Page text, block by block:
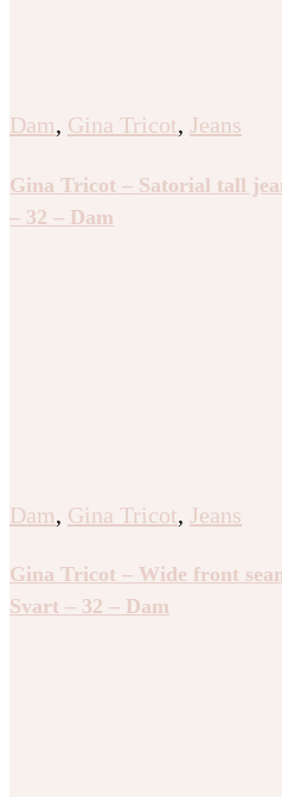
Dam, Gina Tricot, Jeans
Gina Tricot – Satorial tall
– 32 – Dam
Dam, Gina Tricot, Jeans
Gina Tricot – Wide front
Svart – 32 – Dam